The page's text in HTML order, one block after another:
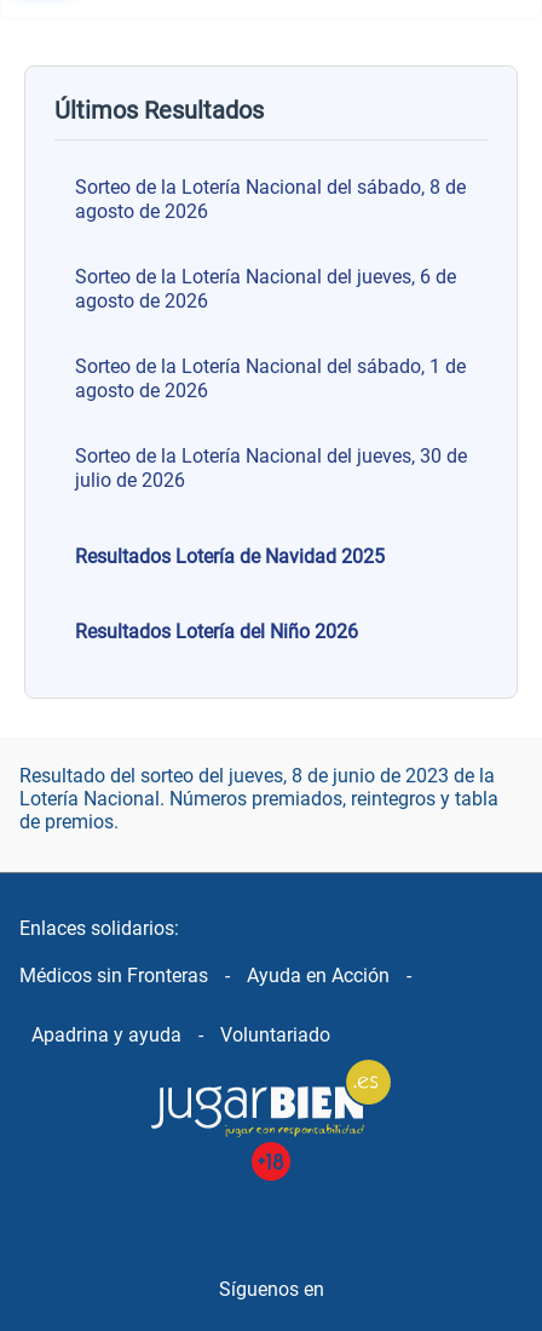
Resultado del sorteo del jueves, 8 de junio de 2023 de la
Lotería Nacional. Números premiados, reintegros y tabla
de premios.
Últimos Resultados
Sorteo de la Lotería Nacional del sábado, 8 de
agosto de 2026
Sorteo de la Lotería Nacional del jueves, 6 de
agosto de 2026
Sorteo de la Lotería Nacional del sábado, 1 de
agosto de 2026
Sorteo de la Lotería Nacional del jueves, 30 de
julio de 2026
Resultados Lotería de Navidad 2025
Resultados Lotería del Niño 2026
Enlaces solidarios:
Médicos sin Fronteras - Ayuda en Acción -
Apadrina y ayuda - Voluntariado